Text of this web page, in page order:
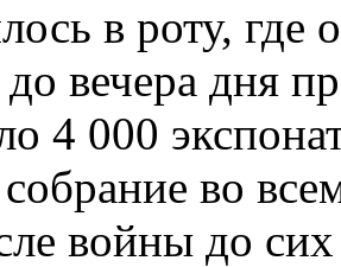
в роту, где
вечера дня
4 000
во
войны до